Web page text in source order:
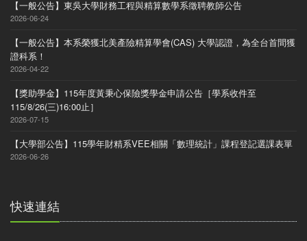
【一般公告】東吳大學財務工程與精算數學系徵聘教師公告
2026-06-24
【一般公告】本系榮獲北美產險精算學會(CAS) 大學認證，為全台首間獲
證科系！
2026-04-22
【獎助學金】115年度黃秉心保險獎學金申請公告［學系收件至
115/8/26(三)16:00止］
2026-07-15
【大學部公告】115學年財精系VEE相關「數理統計」課程登記選課表單
2026-06-26
快速連結